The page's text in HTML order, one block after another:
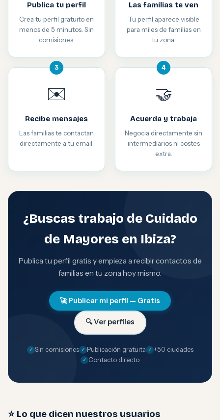
Publica tu perfil
Crea tu perfil gratuito en
menos de 5 minutos. Sin
comisiones.
Las familias te ven
Tu perfil aparece visible
para miles de familias en
tu zona.
3
✉️
Recibe mensajes
Las familias te contactan
directamente a tu email.
4
🤝
Acuerda y trabaja
Negocia directamente sin
intermediarios ni costes
extra.
¿Buscas trabajo de Cuidado
de Mayores en Ibiza?
Publica tu perfil gratis y empieza a recibir contactos de
familias en tu zona hoy mismo.
🚀 Publicar mi perfil — Gratis
🔍 Ver perfiles
Sin comisiones Publicación gratuita
+50 ciudades
Contacto directo
⭐ Lo que dicen nuestros usuarios